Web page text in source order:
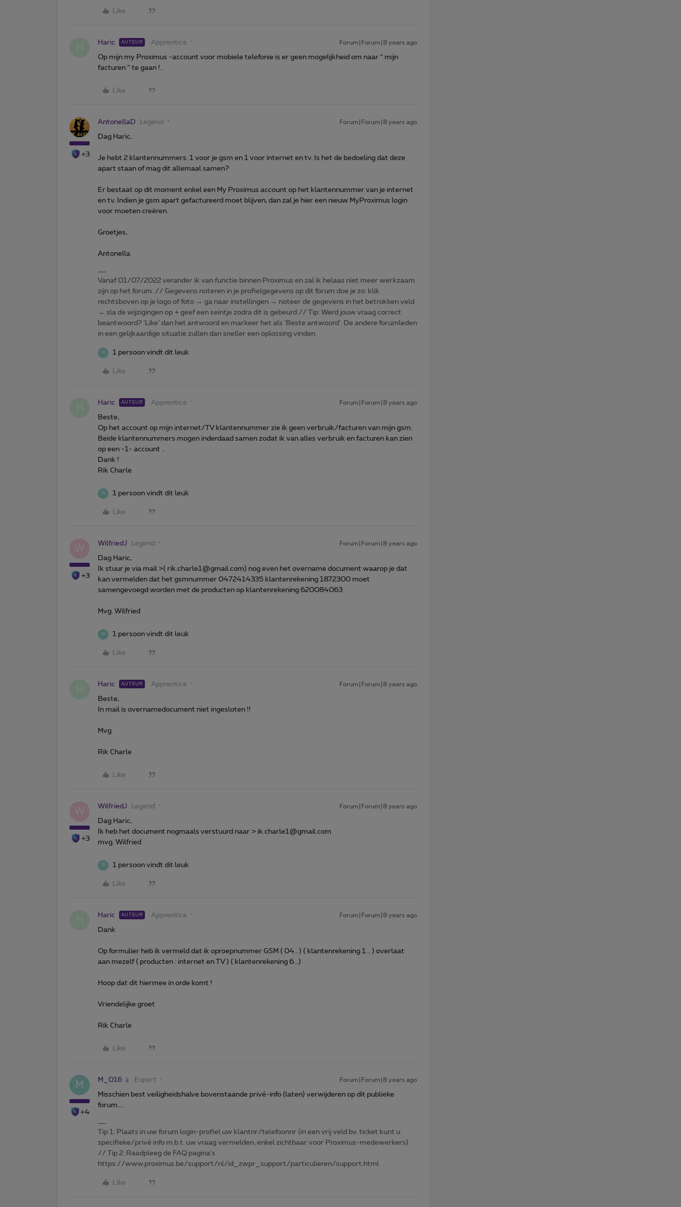
Like
Haric AUTEUR Apprentice Forum|Forum|8 years ago
Op mijn my Proximus -account voor mobiele telefonie is er geen mogelijkheid om naar “ mijn
facturen “ te gaan !..
Like
+3
AntonellaD Legend Forum|Forum|8 years ago
Dag Haric,
Je hebt 2 klantennummers. 1 voor je gsm en 1 voor internet en tv. Is het de bedoeling dat deze
apart staan of mag dit allemaal samen?
Er bestaat op dit moment enkel een My Proximus account op het klantennummer van je internet
en tv. Indien je gsm apart gefactureerd moet blijven, dan zal je hier een nieuw MyProximus login
voor moeten creëren.
Groetjes,
Antonella
Vanaf 01/07/2022 verander ik van functie binnen Proximus en zal ik helaas niet meer werkzaam
zijn op het forum. // Gegevens noteren in je profielgegevens op dit forum doe je zo: klik
rechtsboven op je logo of foto → ga naar instellingen → noteer de gegevens in het betrokken veld
→ sla de wijzigingen op + geef een seintje zodra dit is gebeurd // Tip: Werd jouw vraag correct
beantwoord? ‘Like’ dan het antwoord en markeer het als 'Beste antwoord'. De andere forumleden
in een gelijkaardige situatie zullen dan sneller een oplossing vinden.
W 1 persoon vindt dit leuk
Like
Haric AUTEUR Apprentice Forum|Forum|8 years ago
Beste,
Op het account op mijn internet/TV klantennummer zie ik geen verbruik/facturen van mijn gsm.
Beide klantennummers mogen inderdaad samen zodat ik van alles verbruik en facturen kan zien
op een -1- account ..
Dank !
Rik Charle
W 1 persoon vindt dit leuk
Like
W
+3
WilfriedJ Legend Forum|Forum|8 years ago
Dag Haric,
Ik stuur je via mail >( rik.charle1@gmail.com) nog even het overname document waarop je dat
kan vermelden dat het gsmnummer 0472414335 klantenrekening 1872300 moet
samengevoegd worden met de producten op klantenrekening 620084063
Mvg. Wilfried
W 1 persoon vindt dit leuk
Like
Haric AUTEUR Apprentice Forum|Forum|8 years ago
Beste,
In mail is overnamedocument niet ingesloten !!
Mvg
Rik Charle
Like
W
+3
WilfriedJ Legend Forum|Forum|8 years ago
Dag Haric,
Ik heb het document nogmaals verstuurd naar > ik.charle1@gmail.com
mvg. Wilfried
W 1 persoon vindt dit leuk
Like
Haric AUTEUR Apprentice Forum|Forum|8 years ago
Dank
Op formulier heb ik vermeld dat ik oproepnummer GSM ( 04.. ) ( klantenrekening 1... ) overlaat
aan mezelf ( producten : internet en TV ) ( klantenrekening 6...)
Hoop dat dit hiermee in orde komt !
Vriendelijke groet
Rik Charle
Like
M
+4
M_016 Expert Forum|Forum|8 years ago
Misschien best veiligheidshalve bovenstaande privé-info (laten) verwijderen op dit publieke
forum....
Tip 1: Plaats in uw forum login-profiel uw klantnr/telefoonnr (in een vrij veld bv. ticket kunt u
specifieke/privé info m.b.t. uw vraag vermelden, enkel zichtbaar voor Proximus-medewerkers)
// Tip 2: Raadpleeg de FAQ pagina's
https://www.proximus.be/support/nl/id_zwpr_support/particulieren/support.html
Like